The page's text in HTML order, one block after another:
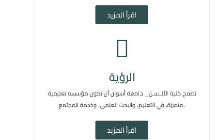
اقرأ المزيد
الرؤية
تطمح كلية الألــسـن_ جامعة أسوان أن تكون مؤسسة تعليمية
متميزة، في التعليم، والبحث العلمي، وخدمة المجتمع.
اقرأ المزيد